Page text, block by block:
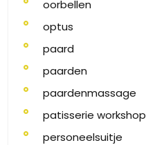
oorbellen
optus
paard
paarden
paardenmassage
patisserie workshop
personeelsuitje